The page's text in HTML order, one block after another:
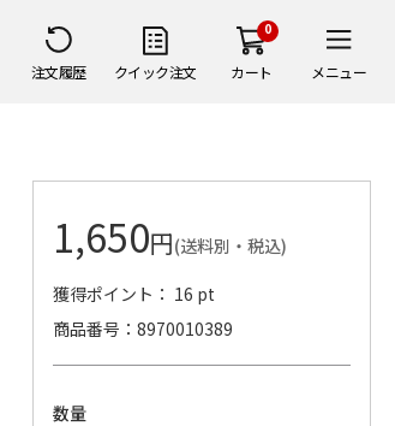
注文履歴 クイック注文
0
カート メニュー
1,650円(送料別・税込)
獲得ポイント： 16 pt
商品番号
8970010389
数量